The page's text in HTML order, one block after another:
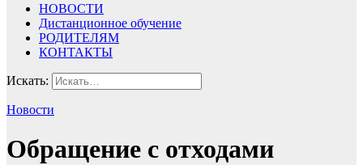
НОВОСТИ
Дистанционное обучение
РОДИТЕЛЯМ
КОНТАКТЫ
Искать:
Новости
Обращение с отходами